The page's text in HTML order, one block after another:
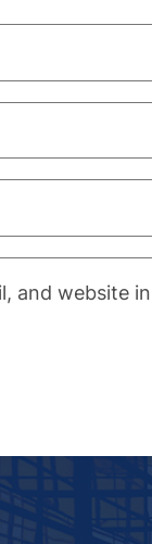
and website